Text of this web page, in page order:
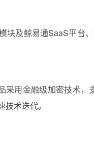
块及鲸易通SaaS平台
用金融级加密技术，
术迭代。